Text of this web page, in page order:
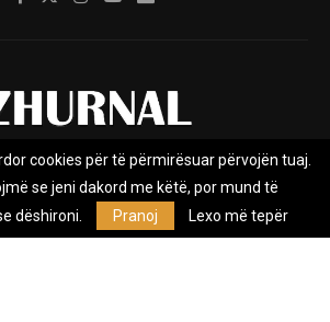
Impresumi Marketing
Privacy Policy
e Lajmeve e pavarur, e themeluar në vitin
cookies për të përmirësuar përvojën tuaj.
se jeni dakord me këtë, por mund të
dëshironi.
Pranoj Lexo më tepër